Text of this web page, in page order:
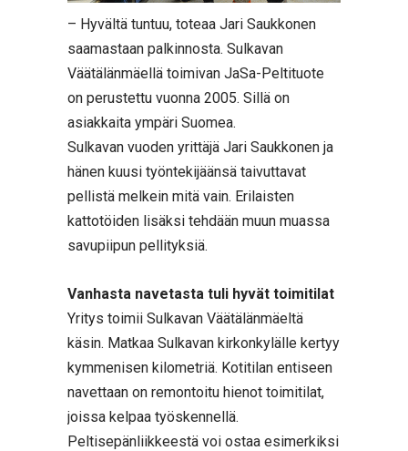
– Hyvältä tuntuu, toteaa Jari Saukkonen
saamastaan palkinnosta. Sulkavan
Väätälänmäellä toimivan JaSa-Peltituote
on perustettu vuonna 2005. Sillä on
asiakkaita ympäri Suomea.
Sulkavan vuoden yrittäjä Jari Saukkonen ja
hänen kuusi työntekijäänsä taivuttavat
pellistä melkein mitä vain. Erilaisten
kattotöiden lisäksi tehdään muun muassa
savupiipun pellityksiä.
Vanhasta navetasta tuli hyvät toimitilat
Yritys toimii Sulkavan Väätälänmäeltä
käsin. Matkaa Sulkavan kirkonkylälle kertyy
kymmenisen kilometriä. Kotitilan entiseen
navettaan on remontoitu hienot toimitilat,
joissa kelpaa työskennellä.
Peltisepänliikkeestä voi ostaa esimerkiksi